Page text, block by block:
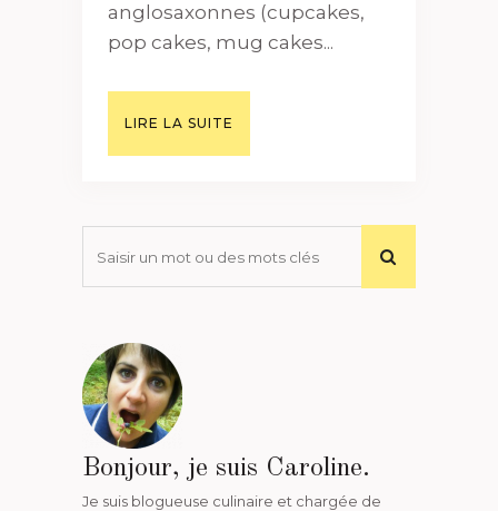
anglosaxonnes (cupcakes,
pop cakes, mug cakes...
LIRE LA SUITE
Bonjour, je suis Caroline.
Je suis blogueuse culinaire et chargée de